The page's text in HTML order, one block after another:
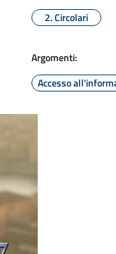
2. Circolari
Argomenti:
Accesso